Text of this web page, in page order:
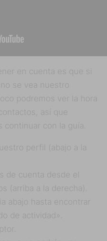
en cuenta es que si
se vea nuestro
podremos ver la hora
así que
con la guía.
perfil (abajo a la
de cuenta desde el
(arriba a la derecha).
abajo hasta encontrar
de actividad».